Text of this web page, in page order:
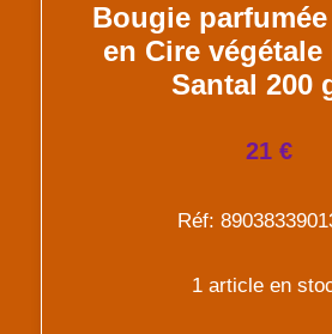
Bougie
en Cire
Santal 200
21 €
Réf:
1 article en